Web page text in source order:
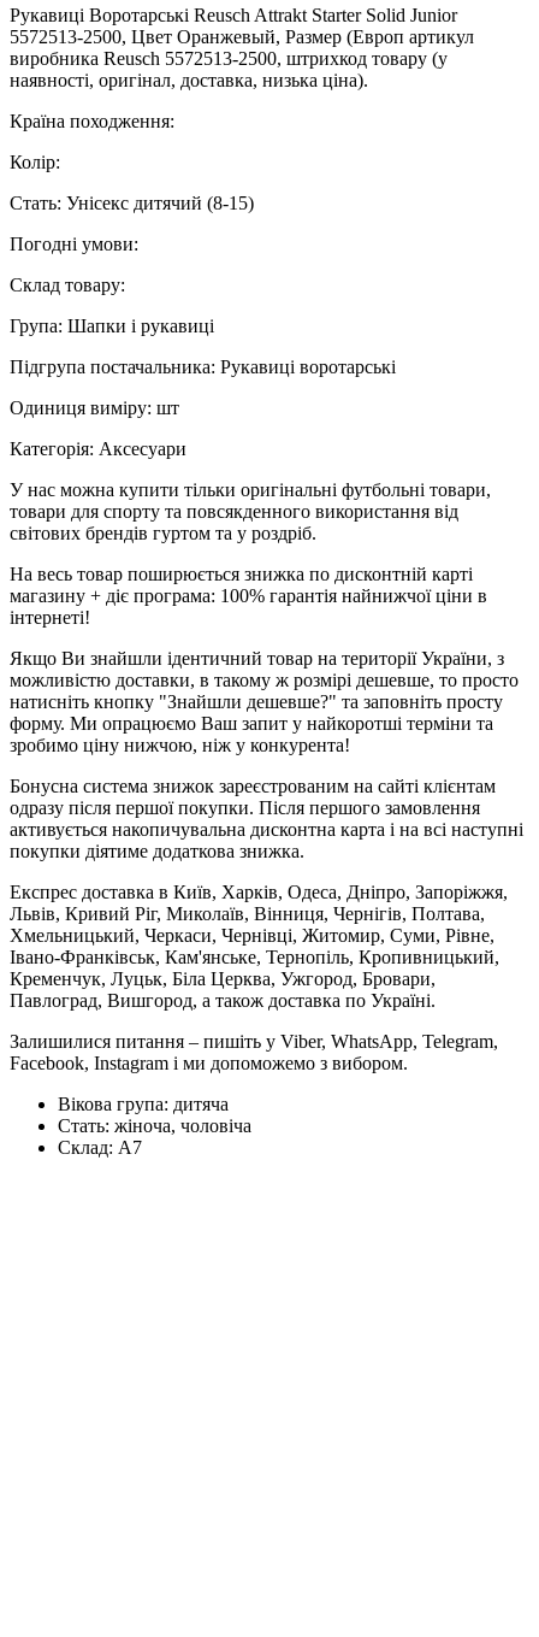
Рукавиці Воротарські Reusch Attrakt Starter Solid Junior
5572513-2500, Цвет Оранжевый, Размер (Европ артикул
виробника Reusch 5572513-2500, штрихкод товару (у
наявності, оригінал, доставка, низька ціна).
Країна походження:
Колір:
Стать: Унісекс дитячий (8-15)
Погодні умови:
Склад товару:
Група: Шапки і рукавиці
Підгрупа постачальника: Рукавиці воротарські
Одиниця виміру: шт
Категорія: Аксесуари
У нас можна купити тільки оригінальні футбольні товари,
товари для спорту та повсякденного використання від
світових брендів гуртом та у роздріб.
На весь товар поширюється знижка по дисконтній карті
магазину + діє програма: 100% гарантія найнижчої ціни в
інтернеті!
Якщо Ви знайшли ідентичний товар на території України, з
можливістю доставки, в такому ж розмірі дешевше, то просто
натисніть кнопку "Знайшли дешевше?" та заповніть просту
форму. Ми опрацюємо Ваш запит у найкоротші терміни та
зробимо ціну нижчою, ніж у конкурента!
Бонусна система знижок зареєстрованим на сайті клієнтам
одразу після першої покупки. Після першого замовлення
активується накопичувальна дисконтна карта і на всі наступні
покупки діятиме додаткова знижка.
Експрес доставка в Київ, Харків, Одеса, Дніпро, Запоріжжя,
Львів, Кривий Ріг, Миколаїв, Вінниця, Чернігів, Полтава,
Хмельницький, Черкаси, Чернівці, Житомир, Суми, Рівне,
Івано-Франківськ, Кам'янське, Тернопіль, Кропивницький,
Кременчук, Луцьк, Біла Церква, Ужгород, Бровари,
Павлоград, Вишгород, а також доставка по Україні.
Залишилися питання – пишіть у Viber, WhatsApp, Telegram,
Facebook, Instagram і ми допоможемо з вибором.
Вікова група: дитяча
Стать: жіноча, чоловіча
Склад: А7